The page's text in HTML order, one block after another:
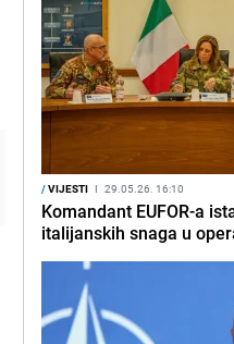
/VIJESTI I 29.05.26. 16:10
Komandant EUFOR-a
italijanskih snaga u